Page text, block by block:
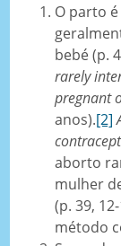
O parto
bebé(p.
rarely
pregnant
anos).[2]
aborto
mulher
(p. 39,
método